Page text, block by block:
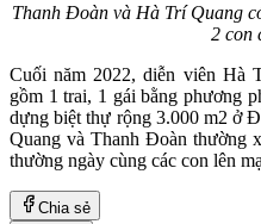
Thanh Đoàn và Hà Trí Quang
2 con
Cuối năm 2022, diễn viên Hà
gồm 1 trai, 1 gái bằng phương
dựng biệt thự rộng 3.000 m2 ở
Quang và Thanh Đoàn thường
thường ngày cùng các con lên
Chia sẻ